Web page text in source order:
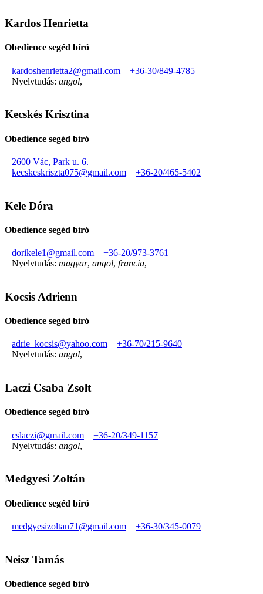
Kardos Henrietta
Obedience segéd bíró
kardoshenrietta2@gmail.com
+36-30/849-4785
Nyelvtudás: angol,
Kecskés Krisztina
Obedience segéd bíró
2600 Vác, Park u. 6.
kecskeskriszta075@gmail.com
+36-20/465-5402
Kele Dóra
Obedience segéd bíró
dorikele1@gmail.com
+36-20/973-3761
Nyelvtudás: magyar, angol, francia,
Kocsis Adrienn
Obedience segéd bíró
adrie_kocsis@yahoo.com
+36-70/215-9640
Nyelvtudás: angol,
Laczi Csaba Zsolt
Obedience segéd bíró
cslaczi@gmail.com
+36-20/349-1157
Nyelvtudás: angol,
Medgyesi Zoltán
Obedience segéd bíró
medgyesizoltan71@gmail.com +36-30/345-0079
Neisz Tamás
Obedience segéd bíró